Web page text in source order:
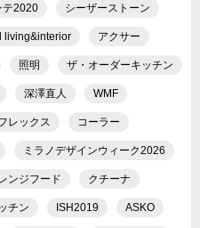
テ2020 シーザーストーン
living&interior アクサー
照明 ザ・オーダーキッチン
深澤直人 WMF
レックス コーラー
ミラノデザインウィーク2026
ンジフード クチーナ
チン ISH2019 ASKO